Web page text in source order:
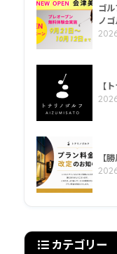
ゴ
ノ
【
【
カテゴリー